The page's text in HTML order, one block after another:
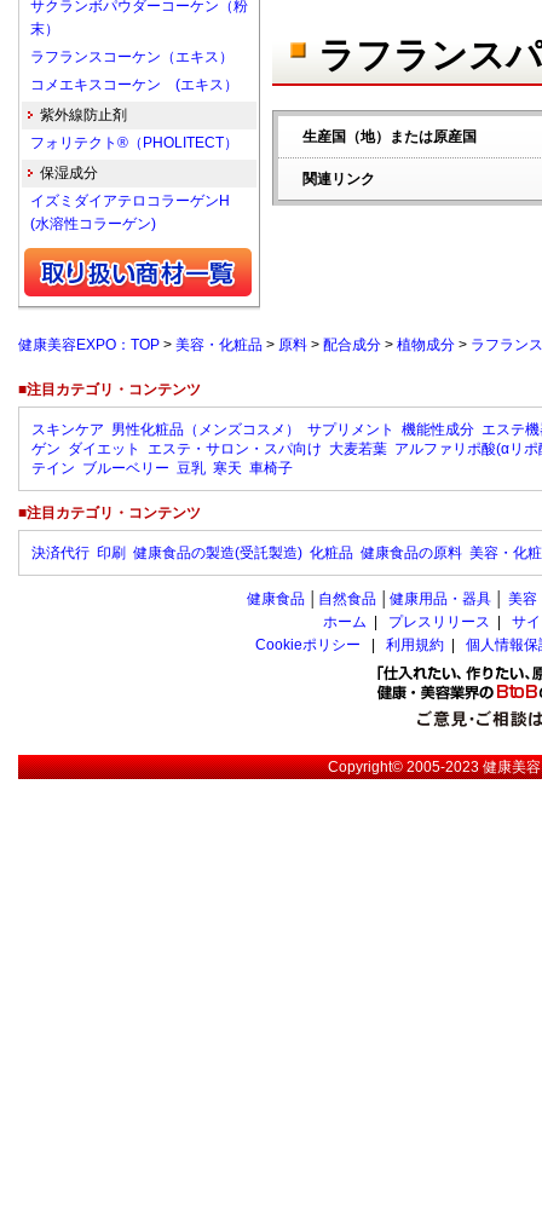
ラフランス
生産国（地）または原産国
関連リンク
サクランボパウダーコーケン（粉
末）
ラフランスコーケン（エキス）
コメエキスコーケン (エキス）
紫外線防止剤
フォリテクト®（PHOLITECT）
保湿成分
イズミダイアテロコラーゲンH
(水溶性コラーゲン)
健康美容EXPO：TOP > 美容・化粧品 > 原料 > 配合成分 > 植物成分 > ラフラン
■注目カテゴリ・コンテンツ
スキンケア 男性化粧品（メンズコスメ） サプリメント 機能性成分 エステ
ゲン ダイエット エステ・サロン・スパ向け 大麦若葉 アルファリポ酸(αリポ
テイン ブルーベリー 豆乳 寒天 車椅子
■注目カテゴリ・コンテンツ
決済代行 印刷 健康食品の製造(受託製造) 化粧品 健康食品の原料 美容・化
健康食品 自然食品 健康用品・器具 美容
ホーム
プレスリリース
サ
Cookieポリシー
利用規約 個人情報
Copyright© 2005-2023健康美